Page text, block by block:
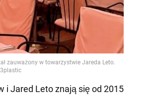
i Jared Leto znają się od 2015